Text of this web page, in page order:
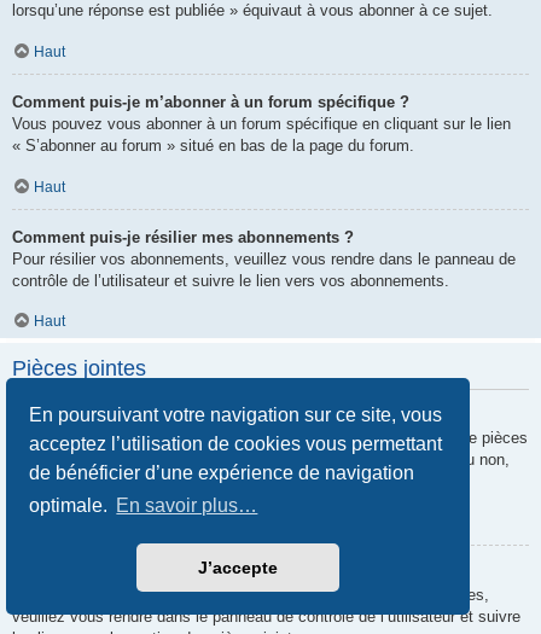
En poursuivant votre navigation sur ce site, vous
acceptez l’utilisation de cookies vous permettant
de bénéficier d’une expérience de navigation
optimale. En savoir plus…
J’accepte
lorsqu’une réponse est publiée » équivaut à vous abonner à ce sujet.
Haut
Comment puis-je m’abonner à un forum spécifique ?
Vous pouvez vous abonner à un forum spécifique en cliquant sur le lien
« S’abonner au forum » situé en bas de la page du forum.
Haut
Comment puis-je résilier mes abonnements ?
Pour résilier vos abonnements, veuillez vous rendre dans le panneau de
contrôle de l’utilisateur et suivre le lien vers vos abonnements.
Haut
Pièces jointes
Quelles pièces jointes sont autorisées sur ce forum ?
Chaque administrateur peut autoriser ou interdire certains types de pièces
jointes. Si vous n’êtes pas certain de savoir ce qui est autorisé ou non,
nous vous invitons à contacter un administrateur du forum.
Comment puis-je retrouver toutes mes pièces jointes ?
Pour retrouver la liste des pièces jointes que vous avez transférées,
veuillez vous rendre dans le panneau de contrôle de l’utilisateur et suivre